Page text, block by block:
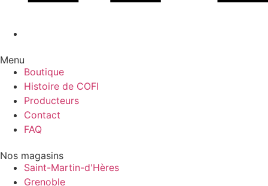
Menu
Boutique
Histoire de COFI
Producteurs
Contact
FAQ
Nos magasins
Saint-Martin-d'Hères
Grenoble